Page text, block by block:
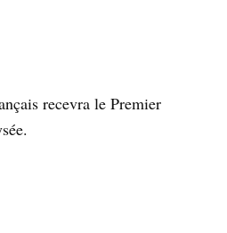
recevra le Premier